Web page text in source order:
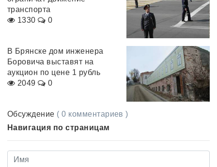
транспорта
1330
0
В Брянске дом инженера
Боровича выставят на
аукцион по цене 1 рубль
2049
0
Обсуждение ( 0 комментариев )
Навигация по страницам